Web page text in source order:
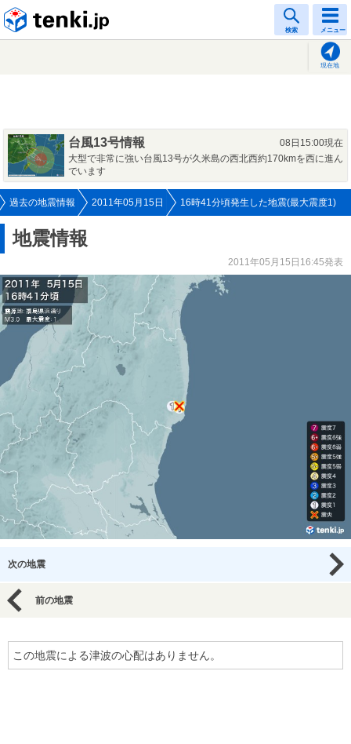
検索 メニュー
現在地
台風13号情報
08日15:00現在
大型で非常に強い台風13号が久米島の西北西約170kmを西に進ん
でいます
過去の地震情報 2011年05月15日 16時41分頃発生した地震(最大震度1)
地震情報
2011年05月15日16:45発表
次の地震
前の地震
この地震による津波の心配はありません。